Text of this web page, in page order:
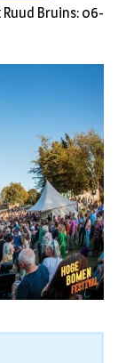
Bruins: 06-